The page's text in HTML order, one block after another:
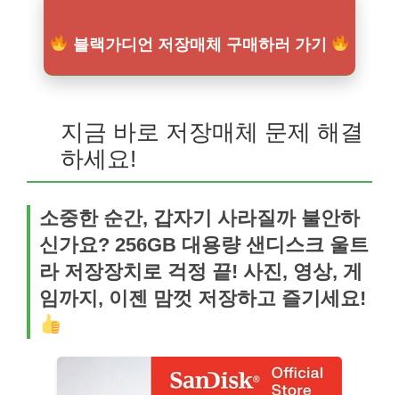
블랙가디언 저장매체 구매하러 가기
지금 바로 저장매체 문제 해결
하세요!
소중한 순간, 갑자기 사라질까 불안하
신가요? 256GB 대용량 샌디스크 울트
라 저장장치로 걱정 끝! 사진, 영상, 게
임까지, 이젠 맘껏 저장하고 즐기세요!